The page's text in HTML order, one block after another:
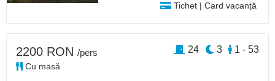
Tichet | Card vacanță
2200 RON /pers
Cu masă
1 - 53
3
24